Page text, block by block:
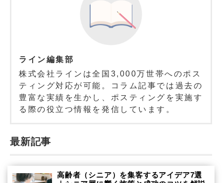
ライン編集部
株式会社ラインは全国3,000万世帯へのポス
ティング対応が可能。コラム記事では過去の
豊富な実績を生かし、ポスティングを実施す
る際の役立つ情報を発信しています。
最新記事
高齢者（シニア）を集客するアイデア7選